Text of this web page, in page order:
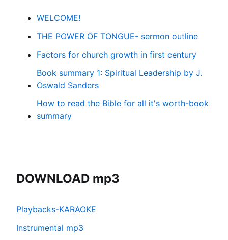
DOWNLOAD mp3
Playbacks-KARAOKE
Instrumental mp3
WELCOME!
THE POWER OF TONGUE- sermon outline
Factors for church growth in first century
Book summary 1: Spiritual Leadership by J.
Oswald Sanders
How to read the Bible for all it's worth-book
summary